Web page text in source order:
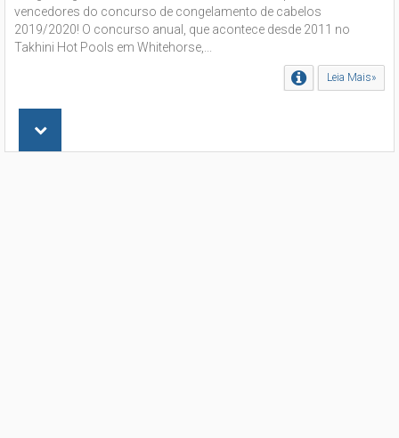
vencedores do concurso de congelamento de cabelos
2019/2020! O concurso anual, que acontece desde 2011 no
Takhini Hot Pools em Whitehorse,...
Leia Mais»